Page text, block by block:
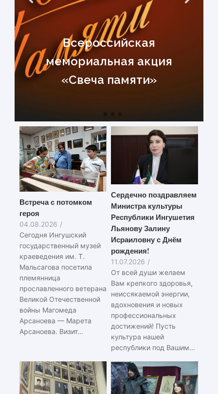
Всероссийская
мемориальная акция
«Свеча памяти»
Встреча с потомком
героя
04.08.2026 /
Сегодня Ингушский
государственный музей
краеведения им. Т.
Мальсагова посетила
племянница
прославленного ветерана
Великой Отечественной
войны Магомеда
Арсаноева — Марета
Арсаноева. Визит...
Сердечно поздравляем
Министра культуры
Республики Ингушетия
Льянову Залину
Исраиловну с Днём
рождения!
11.07.2026 /
От всей души желаем
Вам крепкого здоровья,
неиссякаемой энергии,
вдохновения и новых
профессиональных
достижений! Пусть
культура нашей
республики под Вашим...